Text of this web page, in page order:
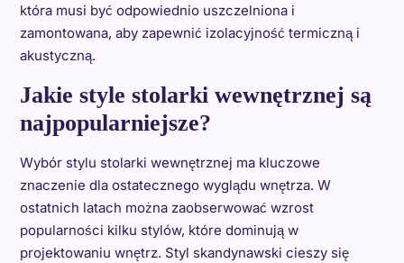
która musi być odpowiednio uszczelniona i
zamontowana, aby zapewnić izolacyjność termiczną i
akustyczną.
Jakie style stolarki wewnętrznej są
najpopularniejsze?
Wybór stylu stolarki wewnętrznej ma kluczowe
znaczenie dla ostatecznego wyglądu wnętrza. W
ostatnich latach można zaobserwować wzrost
popularności kilku stylów, które dominują w
projektowaniu wnętrz. Styl skandynawski cieszy się